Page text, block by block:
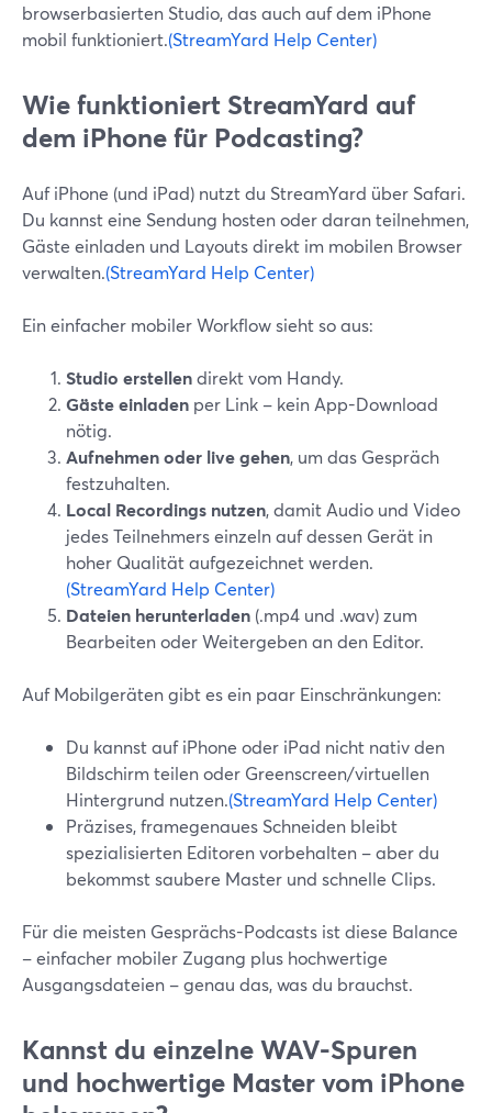
browserbasierten Studio, das auch auf dem iPhone
mobil funktioniert.(StreamYard Help Center)
Wie funktioniert StreamYard auf
dem iPhone für Podcasting?
Auf iPhone (und iPad) nutzt du StreamYard über Safari.
Du kannst eine Sendung hosten oder daran teilnehmen,
Gäste einladen und Layouts direkt im mobilen Browser
verwalten.(StreamYard Help Center)
Ein einfacher mobiler Workflow sieht so aus:
Studio erstellendirekt vom Handy.
Gäste einladen per Link – kein App-Download
nötig.
Aufnehmen oder live gehen, um das Gespräch
festzuhalten.
Local Recordings nutzen, damit Audio und Video
jedes Teilnehmers einzeln auf dessen Gerät in
hoher Qualität aufgezeichnet werden.
(StreamYard Help Center)
Dateien herunterladen (.mp4 und .wav) zum
Bearbeiten oder Weitergeben an den Editor.
Auf Mobilgeräten gibt es ein paar Einschränkungen:
Du kannst auf iPhone oder iPad nicht nativ den
Bildschirm teilen oder Greenscreen/virtuellen
Hintergrund nutzen.(StreamYard Help Center)
Präzises, framegenaues Schneiden bleibt
spezialisierten Editoren vorbehalten – aber du
bekommst saubere Master und schnelle Clips.
Für die meisten Gesprächs-Podcasts ist diese Balance
– einfacher mobiler Zugang plus hochwertige
Ausgangsdateien – genau das, was du brauchst.
Kannst du einzelne WAV-Spuren
und hochwertige Master vom iPhone